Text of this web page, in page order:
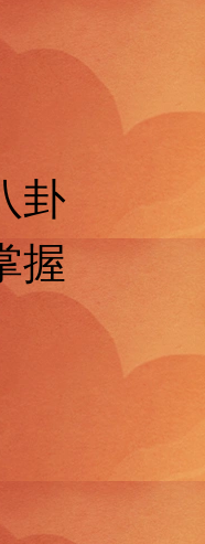
卦
握